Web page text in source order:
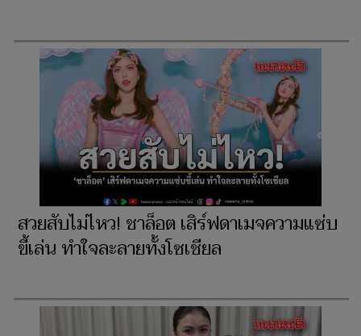
สวยสับไม่ไหว! ชาล็อต เสิร์ฟดาเมจความแซ่บ
ขี้เล่น ทำใจละลายทั้งโซเชียล